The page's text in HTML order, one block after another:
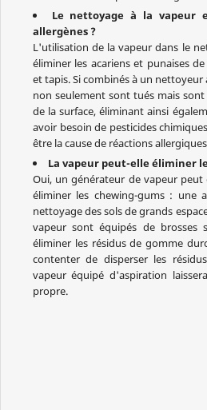
Le nettoyage à la vapeur
allergènes ?
L'utilisation de la vapeur dans le
éliminer les acariens et punaises
et tapis. Si combinés à un nettoyeur
non seulement sont tués mais
de la surface, éliminant ainsi
avoir besoin de pesticides
être la cause de réactions
La vapeur peut-elle éliminer
Oui, un générateur de vapeur
éliminer les chewing-gums : une
nettoyage des sols de grands
vapeur sont équipés de brosses
éliminer les résidus de gomme
contenter de disperser les
vapeur équipé d'aspiration
propre.